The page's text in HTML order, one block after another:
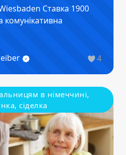
4
Ставка 1900
комунікативна
в німеччині,
сіделка